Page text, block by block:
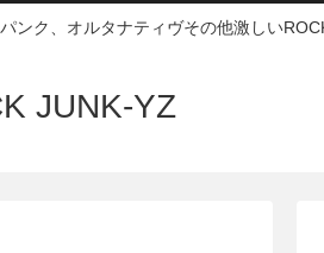
ンク、オルタナティヴその他激しい
JUNK-YZ